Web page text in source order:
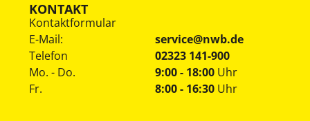
KONTAKT
Kontaktformular
E-Mail:
service@nwb.de
Telefon
02323 141-900
Mo. - Do.
Fr.
9:00 - 18:00 Uhr
8:00 - 16:30 Uhr